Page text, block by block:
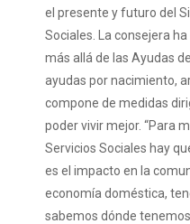
el presente y futuro del
Sociales. La consejera
más allá de las Ayudas
ayudas por nacimiento,
compone de medidas
poder vivir mejor. “Para
Servicios Sociales hay
es el impacto en la
economía doméstica,
sabemos dónde